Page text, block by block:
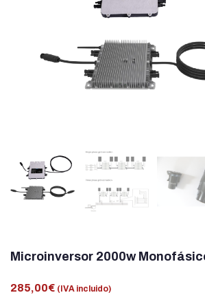
Microinversor 2000w
285,00€ (IVA incluido)